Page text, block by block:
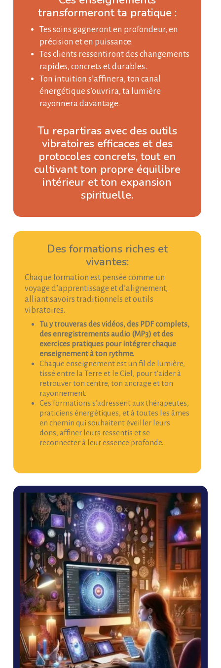
transformeront ta pratique :
Tes soins gagneront en profondeur, en
précision et en puissance.
Tes clients ressentiront des changements
rapides, concrets et durables.
Ton intuition s’affinera, ton canal
énergétique s’ouvrira, ta lumière
rayonnera davantage.
Tu repartiras avec des outils
vibratoires efficaces et des
protocoles concrets, tout en
cultivant ton propre équilibre
intérieur et ton expansion
spirituelle.
Des formations riches et
vivantes:
Chaque formation est pensée comme un
voyage d’apprentissage et d’alignement,
alliant savoirs traditionnels et outils
vibratoires.
Tu y trouveras des vidéos, des PDF complets,
des enregistrements audio (MP3) et des
exercices pratiques pour intégrer chaque
enseignement à ton rythme.
Chaque enseignement est un fil de lumière,
tissé entre la Terre et le Ciel, pour t’aider à
retrouver ton centre, ton ancrage et ton
rayonnement.
Ces formations s’adressent aux thérapeutes,
praticiens énergétiques, et à toutes les âmes
en chemin qui souhaitent éveiller leurs
dons, affiner leurs ressentis et se
reconnecter à leur essence profonde.